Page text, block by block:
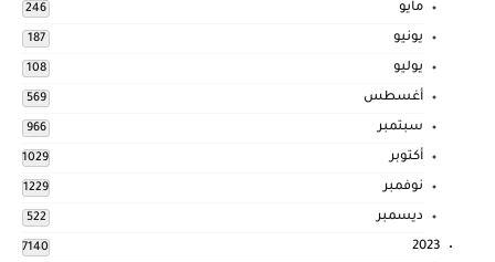
مايو 246
يونيو 187
يوليو 108
أغسطس 569
سبتمبر 966
أكتوبر 1029
نوفمبر 1229
ديسمبر 522
2023
7140